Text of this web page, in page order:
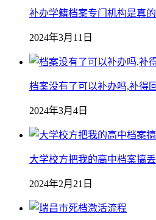
补办学籍档案专门机构是真
2024年3月11日
档案没有了可以补办吗,补得
2024年3月4日
大学校方把我的高中档案搞
2024年2月21日